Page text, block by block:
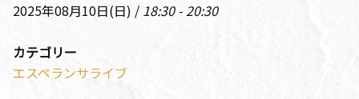
2025年08月10日(日) / 18:30 - 20:30
カテゴリー
エスペランサライブ